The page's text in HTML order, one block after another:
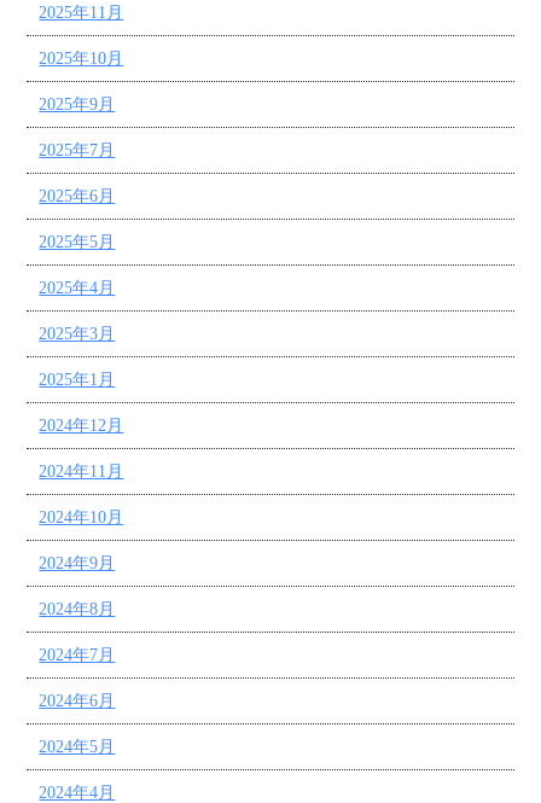
2025年11月
2025年10月
2025年9月
2025年7月
2025年6月
2025年5月
2025年4月
2025年3月
2025年1月
2024年12月
2024年11月
2024年10月
2024年9月
2024年8月
2024年7月
2024年6月
2024年5月
2024年4月